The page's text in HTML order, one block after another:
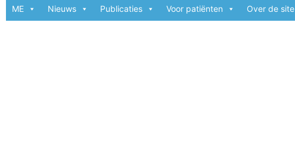
ME Nieuws Publicaties Voor patiënten Over de site